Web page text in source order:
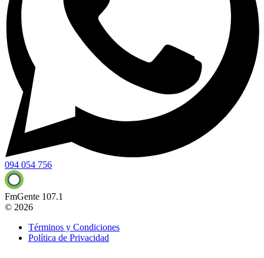
094 054 756
FmGente 107.1
© 2026
Términos y Condiciones
Política de Privacidad